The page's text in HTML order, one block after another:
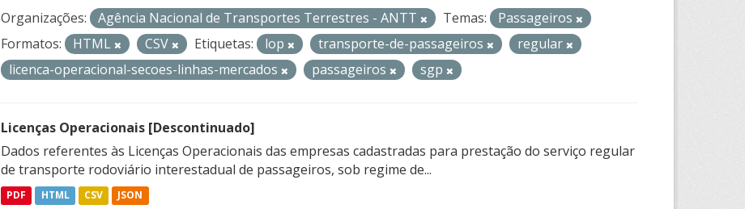
Organizações: Agência Nacional de Transportes Terrestres - ANTT Temas:
Passageiros
Formatos:
HTML CSV Etiquetas: lop transporte-de-passageiros
regular
licenca-operacional-secoes-linhas-mercados
passageiros sgp
Licenças Operacionais [Descontinuado]
Dados referentes às Licenças Operacionais das empresas cadastradas para prestação do serviço regular
de transporte rodoviário interestadual de passageiros, sob regime de...
PDF HTML CSV JSON